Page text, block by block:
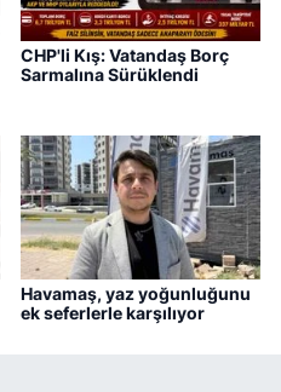
CHP'li Kış: Vatandaş Borç
Sarmalına Sürüklendi
Havamaş, yaz yoğunluğunu
ek seferlerle karşılıyor